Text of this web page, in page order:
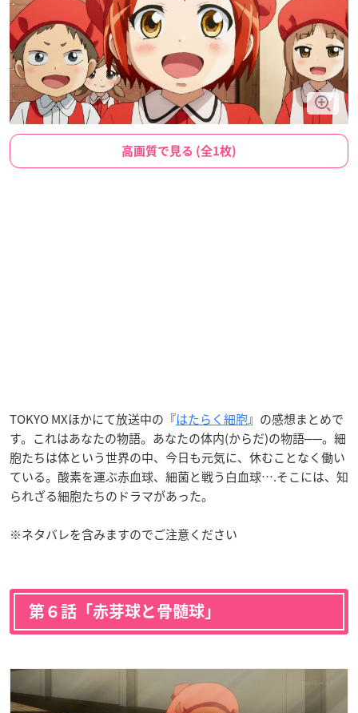
高画質で見る (全1枚)
TOKYO MXほかにて放送中の『はたらく細胞』の感想まとめで
す。これはあなたの物語。あなたの体内(からだ)の物語──。細
胞たちは体という世界の中、今日も元気に、休むことなく働い
ている。酸素を運ぶ赤血球、細菌と戦う白血球….そこには、知
られざる細胞たちのドラマがあった。
※ネタバレを含みますのでご注意ください
第６話「赤芽球と骨髄球」